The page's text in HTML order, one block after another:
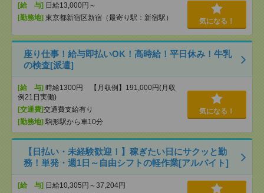
[給 与] 日給13,000円～
[勤務地] 東京都新宿区新宿（最寄り駅：新宿駅） 気になる！
座り仕事！給与即払いOK！高時給！平日休み！牛乳
の検査[派遣]
[給 与] 時給1300円 【月収例】191,000円(月収
例21日実働)
[交通費]交通費支給有り
[勤務地] 駒形駅から車10分
気になる！
【日払い・未経験歓迎！】稼ぎたい日にサクッと勤
務！単発・週1日～自由シフトの軽作業[アルバイト]
[給 与] 日給10,305円～37,204円